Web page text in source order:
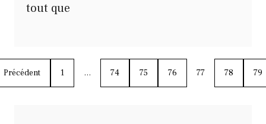
tout que
Précédent 1 … 74 75 76 77 78 79